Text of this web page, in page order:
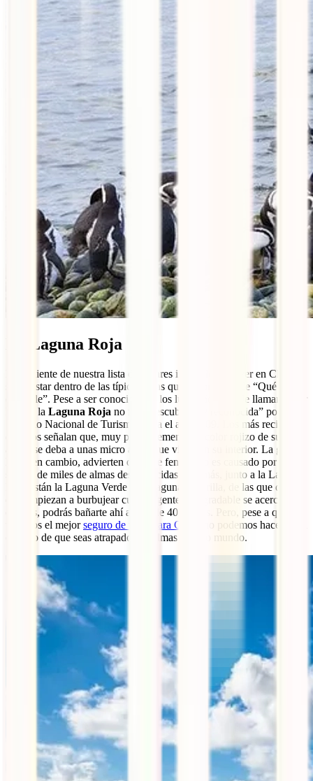
La Laguna Roja
El siguiente de nuestra lista de lugares increíbles que ver en Chile no
suele estar dentro de las típicas listas que encontrarás de “Qué hacer
en Chile”. Pese a ser conocida por los lugareños, que le llaman “Mar
Rojo”, la Laguna Roja no fue “descubierta y reconocida” por el
Servicio Nacional de Turismo hasta el año 2009. Los más recientes
estudios señalan que, muy probablemente, el color rojizo de sus
aguas se deba a unas micro algas que viven en su interior. La gente
local, en cambio, advierten que este fenómeno es causado por la
sangre de miles de almas desaparecidas. Además, junto a la Laguna
Roja están la Laguna Verde y la Laguna Amarilla, de las que dicen
que empiezan a burbujear cuando gente desagradable se acerca. Si
quieres, podrás bañarte ahí a más de 40 grados. Pero, pese a que
tenemos el mejorseguro de viaje para Chile
, no podemos hacer nada
en caso de que seas atrapado por almas de otro mundo.